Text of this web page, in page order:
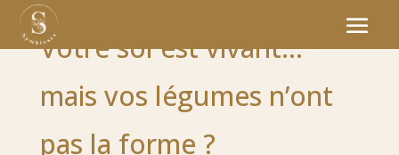
Votre sol est vivant…
mais vos légumes n’ont
pas la forme ?